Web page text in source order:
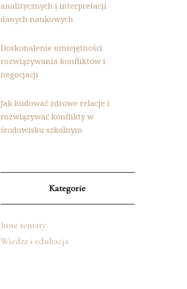
analitycznych i interpretacji
danych naukowych
Doskonalenie umiejętności
rozwiązywania konfliktów i
negocjacji
Jak budować zdrowe relacje i
rozwiązywać konflikty w
środowisku szkolnym
Kategorie
Inne tematy
Wiedza i edukacja